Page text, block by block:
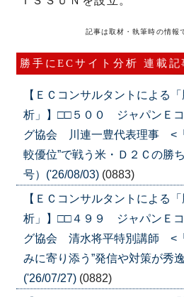
記事は取材・執筆時の情報
勝手にECサイト分析 連載記
【ＥＣコンサルタントによる
析」】□□５００ ジャパンＥ
グ協会 川連一豊代表理事 <
較優位”で戦う米・Ｄ２Ｃの勝
号）('26/08/03) (0883)
【ＥＣコンサルタントによる
析」】□□４９９ ジャパンＥ
グ協会 清水将平特別講師 <
みに寄り添う”発信や対策が秀
('26/07/27) (0882)